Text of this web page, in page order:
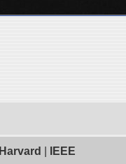
Harvard IEEE